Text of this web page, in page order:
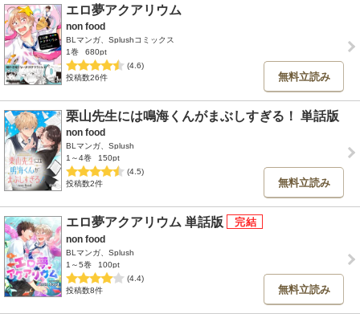
エロ夢アクアリウム
non food
BLマンガ、Splushコミックス
1巻
680pt
(4.6)
投稿数26件
無料立読み
栗山先生には鳴海くんがまぶしすぎる！ 単話版
non food
BLマンガ、Splush
1～4巻
150pt
(4.5)
投稿数2件
無料立読み
エロ夢アクアリウム 単話版
non food
BLマンガ、Splush
1～5巻
100pt
(4.4)
投稿数8件
無料立読み